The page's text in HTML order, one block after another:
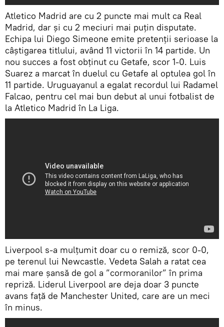
Atletico Madrid are cu 2 puncte mai mult ca Real
Madrid, dar și cu 2 meciuri mai puțin disputate.
Echipa lui Diego Simeone emite pretenții serioase la
câștigarea titlului, având 11 victorii în 14 partide. Un
nou succes a fost obținut cu Getafe, scor 1-0. Luis
Suarez a marcat în duelul cu Getafe al optulea gol în
11 partide. Uruguayanul a egalat recordul lui Radamel
Falcao, pentru cel mai bun debut al unui fotbalist de
la Atletico Madrid în La Liga.
Liverpool s-a mulțumit doar cu o remiză, scor 0-0,
pe terenul lui Newcastle. Vedeta Salah a ratat cea
mai mare șansă de gol a ”cormoranilor” în prima
repriză. Liderul Liverpool are deja doar 3 puncte
avans față de Manchester United, care are un meci
în minus.